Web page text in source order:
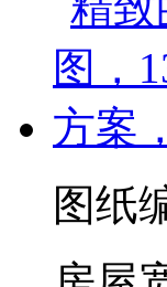
图纸